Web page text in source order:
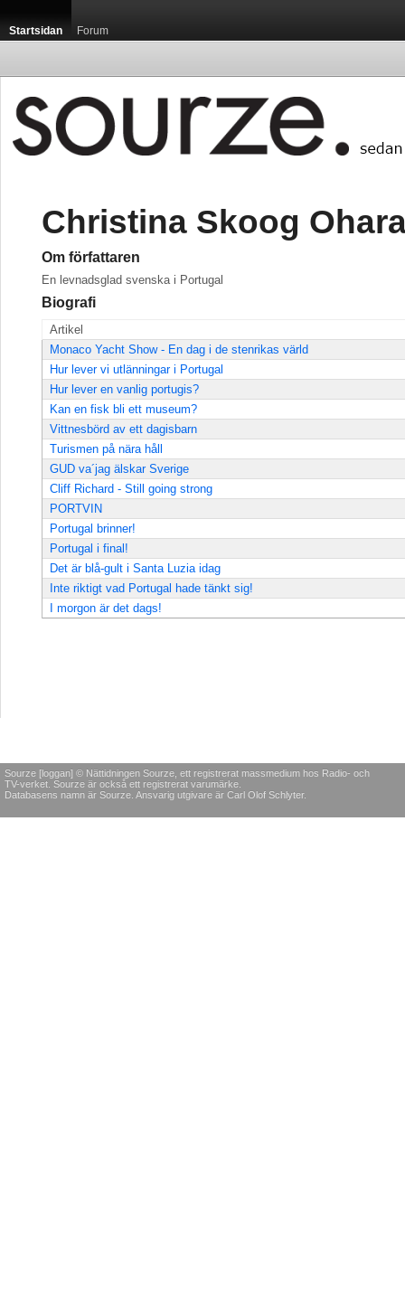
Startsidan Forum
Christina Skoog
Om författaren
En levnadsglad svenska i Portugal
Biografi
Artikel
Monaco Yacht Show - En dag i de stenrikas värld
Hur lever vi utlänningar i Portugal
Hur lever en vanlig portugis?
Kan en fisk bli ett museum?
Vittnesbörd av ett dagisbarn
Turismen på nära håll
GUD va´jag älskar Sverige
Cliff Richard - Still going strong
PORTVIN
Portugal brinner!
Portugal i final!
Det är blå-gult i Santa Luzia idag
Inte riktigt vad Portugal hade tänkt sig!
I morgon är det dags!
Sourze [loggan] © Nättidningen Sourze, ett registrerat massmedium hos Radio- och
TV-verket. Sourze är också ett registrerat varumärke.
Databasens namn är Sourze. Ansvarig utgivare är Carl Olof Schlyter.